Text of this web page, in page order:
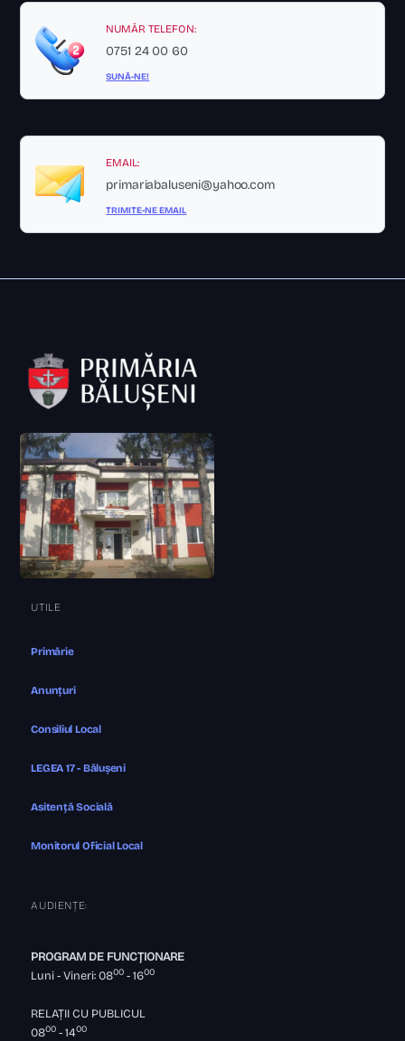
NUMĂR TELEFON:
0751 24 00 60
SUNĂ-NE!
EMAIL:
primariabaluseni@yahoo.com
TRIMITE-NE EMAIL
UTILE
Primărie
Anunțuri
Consiliul Local
LEGEA 17 - Bălușeni
Asitență Socială
Monitorul Oficial Local
AUDIENȚE:
PROGRAM DE FUNCȚIONARE
Luni - Vineri: 0800 - 1600
RELAȚII CU PUBLICUL
0800 - 1400